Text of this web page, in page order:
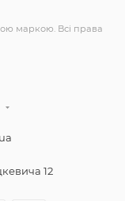
маркою. Всі права
12